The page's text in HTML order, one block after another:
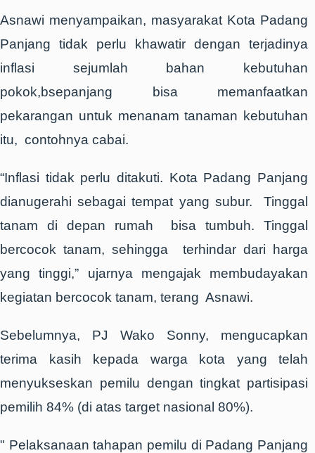
Asnawi menyampaikan, masyarakat Kota Padang
Panjang tidak perlu khawatir dengan terjadinya
inflasi sejumlah bahan kebutuhan
pokok,bsepanjang bisa memanfaatkan
pekarangan untuk menanam tanaman kebutuhan
itu, contohnya cabai.
“Inflasi tidak perlu ditakuti. Kota Padang Panjang
dianugerahi sebagai tempat yang subur. Tinggal
tanam di depan rumah bisa tumbuh. Tinggal
bercocok tanam, sehingga terhindar dari harga
yang tinggi,” ujarnya mengajak membudayakan
kegiatan bercocok tanam, terang Asnawi.
Sebelumnya, PJ Wako Sonny, mengucapkan
terima kasih kepada warga kota yang telah
menyukseskan pemilu dengan tingkat partisipasi
pemilih 84% (di atas target nasional 80%).
" Pelaksanaan tahapan pemilu di Padang Panjang